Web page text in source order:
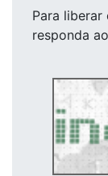
Para liberar
responda